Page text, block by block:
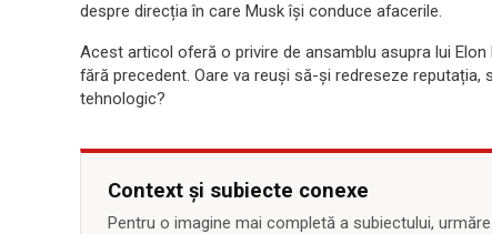
despre direcția în care Musk își conduce afacerile.
Acest articol oferă o privire de ansamblu asupra lui
fără precedent. Oare va reuși să-și redreseze
tehnologic?
Context și subiecte conexe
Pentru o imagine mai completă a subiectului,